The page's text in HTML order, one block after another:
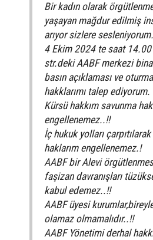
Bir kadın olarak
yaşayan mağdur edilmiş
arıyor sizlere sesleniyorum.
4 Ekim 2024 te saat
str.deki AABF merkezi
basın açıklaması ve
hakklarımı talep ediyorum.
Kürsü hakkım savunma
engellenemez..!!
İç hukuk yolları
haklarım engellenemez.!
AABF bir Alevi
faşizan davranışları
kabul edemez..!!
AABF üyesi
olamaz olmamalıdır..!!
AABF Yönetimi derhal